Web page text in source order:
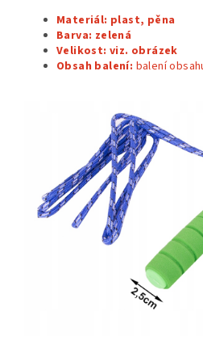
Materiál: plast, pěna
Barva: zelená
Velikost: viz. obrázek
Obsah balení: balení